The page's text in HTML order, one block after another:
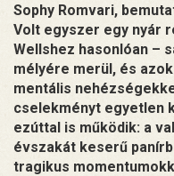
Sophy Romvari,
Volt egyszer egy nyár
Wellshez hasonlóan –
mélyére merül, és
mentális
cselekményt egyetlen
ezúttal is működik: a
évszakát keserű
tragikus